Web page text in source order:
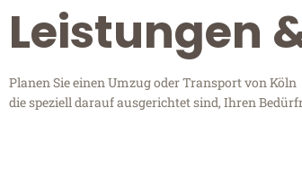
Leistungen
Planen Sie einen Umzug oder Transport von
die speziell darauf ausgerichtet sind, Ihren